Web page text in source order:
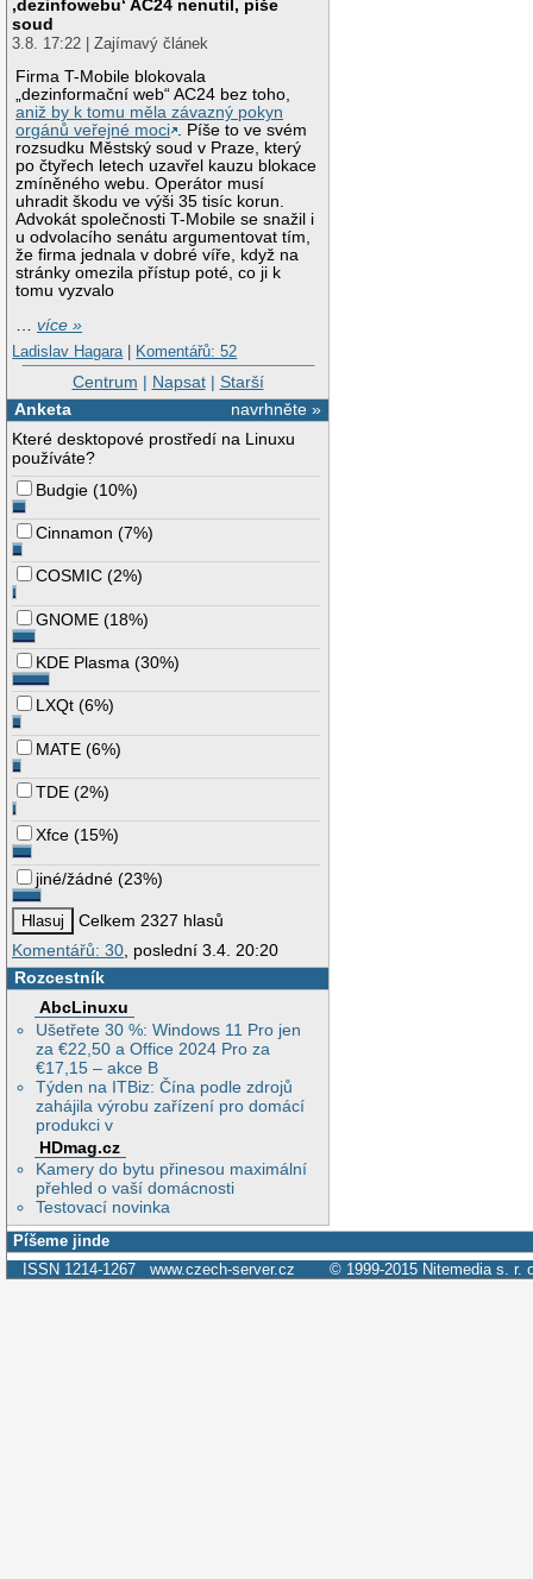
‚dezinfowebu‘ AC24 nenutil, píše
soud
3.8. 17:22 | Zajímavý článek
Firma T-Mobile blokovala
„dezinformační web“ AC24 bez toho,
aniž by k tomu měla závazný pokyn
orgánů veřejné moci . Píše to ve svém
rozsudku Městský soud v Praze, který
po čtyřech letech uzavřel kauzu blokace
zmíněného webu. Operátor musí
uhradit škodu ve výši 35 tisíc korun.
Advokát společnosti T-Mobile se snažil i
u odvolacího senátu argumentovat tím,
že firma jednala v dobré víře, když na
stránky omezila přístup poté, co ji k
tomu vyzvalo
…více »
Ladislav Hagara | Komentářů: 52
Centrum | Napsat| Starší
navrhněte »
Anketa
Které desktopové prostředí na Linuxu
používáte?
Budgie (10%)
Cinnamon (7%)
COSMIC (2%)
GNOME (18%)
KDE Plasma (30%)
LXQt (6%)
MATE (6%)
TDE (2%)
Xfce (15%)
jiné/žádné (23%)
Celkem 2327 hlasů
Komentářů: 30, poslední 3.4. 20:20
Rozcestník
AbcLinuxu
Ušetřete 30 %: Windows 11 Pro jen
za €22,50 a Office 2024 Pro za
€17,15 – akce B
Týden na ITBiz: Čína podle zdrojů
zahájila výrobu zařízení pro domácí
produkci v
HDmag.cz
Kamery do bytu přinesou maximální
přehled o vaší domácnosti
Testovací novinka
Píšeme jinde
ISSN 1214-1267 www.czech-server.cz © 1999-2015 Nitemedia s. r.